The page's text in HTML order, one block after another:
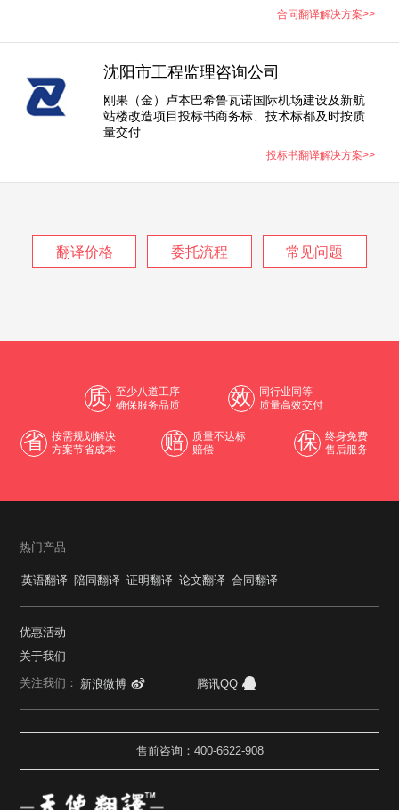
合同翻译解决方案>>
沈阳市工程监理咨询公司
刚果（金）卢本巴希鲁瓦诺国际机场建设及新航
站楼改造项目投标书商务标、技术标都及时按质
量交付
投标书翻译解决方案>>
翻译价格 委托流程 常见问题
质
至少八道工序
确保服务品质
效
同行业同等
质量高效交付
省
按需规划解决
方案节省成本
赔
质量不达标
赔偿
保
终身免费
售后服务
热门产品
英语翻译 陪同翻译 证明翻译 论文翻译 合同翻译
优惠活动
关于我们
关注我们： 新浪微博 腾讯QQ
售前咨询：400-6622-908